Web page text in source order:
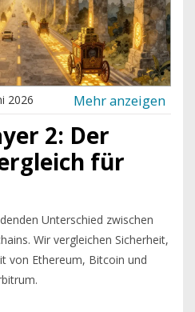
2026 Mehr anzeigen
2: Der
für
Unterschied zwischen
Wir vergleichen Sicherheit,
von Ethereum, Bitcoin und